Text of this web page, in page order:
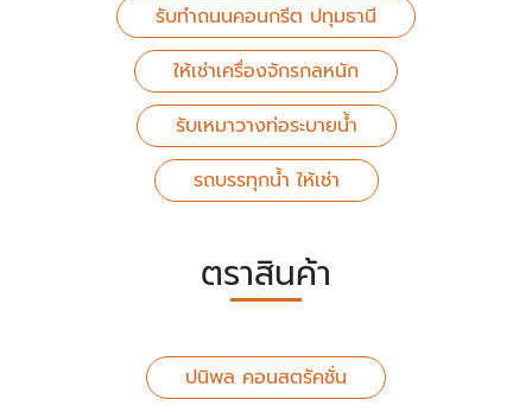
รับทําถนนคอนกรีต ปทุมธานี
ให้เช่าเครื่องจักรกลหนัก
รับเหมาวางท่อระบายน้ํา
รถบรรทุกน้ำ ให้เช่า
ตราสินค้า
ปนิพล คอนสตรัคชั่น